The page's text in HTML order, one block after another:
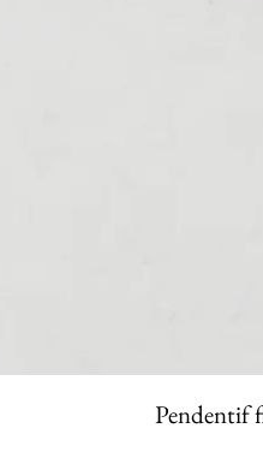
Pendentif